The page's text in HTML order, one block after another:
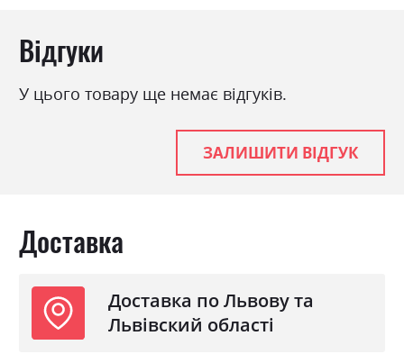
Відгуки
У цього товару ще немає відгуків.
ЗАЛИШИТИ ВІДГУК
Доставка
Доставка по Львову та
Львівский області